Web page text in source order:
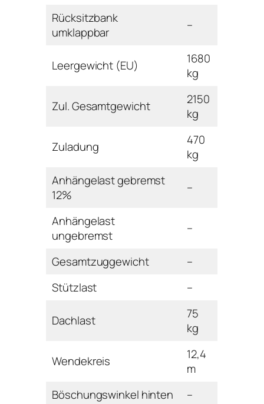
Rücksitzbank
umklappbar
–
Leergewicht (EU)
1680
kg
Zul. Gesamtgewicht
2150
kg
Zuladung
470
kg
Anhängelast gebremst
12%
–
Anhängelast
ungebremst
–
Gesamtzuggewicht
–
Stützlast
–
Dachlast
75
kg
Wendekreis
12,4
m
Böschungswinkel hinten
–